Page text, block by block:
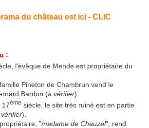
du château est ici - CLIC
:
l'évêque de Mende est propriétaire du
Pineton de Chambrun vend le
Bardon (à vérifier).
17ème siècle, le site très ruiné est en partie
).
"madame de Chauzal", rend